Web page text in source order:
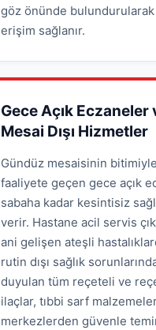
göz önünde bulundurularak
erişim sağlanır.
Gece Açık Eczaneler
Mesai Dışı Hizmetler
Gündüz mesaisinin
faaliyete geçen gece açık
sabaha kadar kesintisiz
verir. Hastane acil servis
ani gelişen ateşli
rutin dışı sağlık
duyulan tüm reçeteli ve
ilaçlar, tıbbi sarf
merkezlerden güvenle